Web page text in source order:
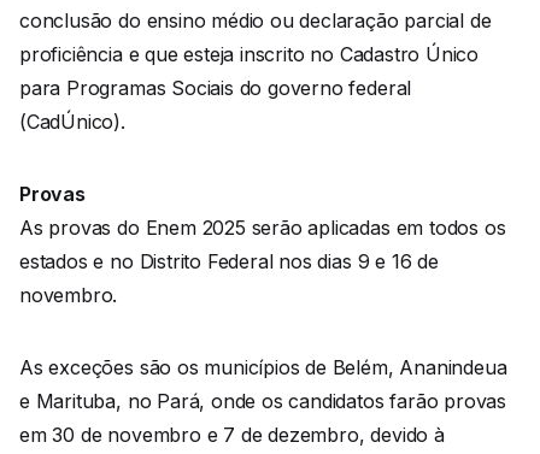
conclusão do ensino médio ou declaração parcial de
proficiência e que esteja inscrito no Cadastro Único
para Programas Sociais do governo federal
(CadÚnico).
Provas
As provas do Enem 2025 serão aplicadas em todos os
estados e no Distrito Federal nos dias 9 e 16 de
novembro.
As exceções são os municípios de Belém, Ananindeua
e Marituba, no Pará, onde os candidatos farão provas
em 30 de novembro e 7 de dezembro, devido à